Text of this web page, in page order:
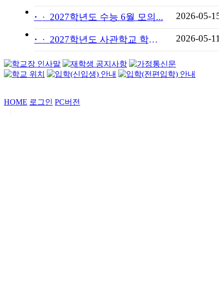
· 2027학년도 수능 6월 모의... 2026-05-
· 2027학년도 사관학교 학교장... 2026-05-
HOME 로그인 PC버전